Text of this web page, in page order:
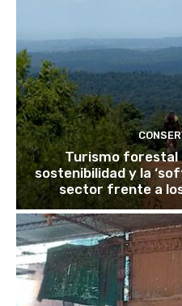
Turismo forestal
sostenibilidad y la
sector frente a